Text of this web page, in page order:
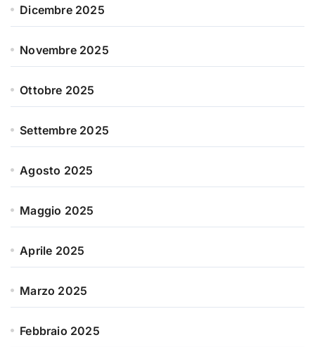
Dicembre 2025
Novembre 2025
Ottobre 2025
Settembre 2025
Agosto 2025
Maggio 2025
Aprile 2025
Marzo 2025
Febbraio 2025